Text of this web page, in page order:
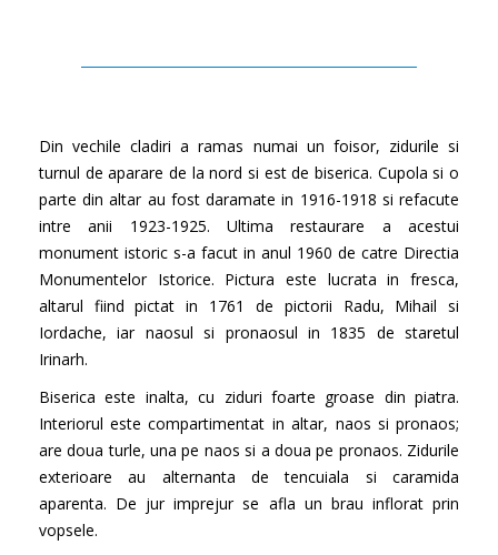
Din vechile cladiri a ramas numai un foisor, zidurile si
turnul de aparare de la nord si est de biserica. Cupola si o
parte din altar au fost daramate in 1916-1918 si refacute
intre anii 1923-1925. Ultima restaurare a acestui
monument istoric s-a facut in anul 1960 de catre Directia
Monumentelor Istorice. Pictura este lucrata in fresca,
altarul fiind pictat in 1761 de pictorii Radu, Mihail si
Iordache, iar naosul si pronaosul in 1835 de staretul
Irinarh.
Biserica este inalta, cu ziduri foarte groase din piatra.
Interiorul este compartimentat in altar, naos si pronaos;
are doua turle, una pe naos si a doua pe pronaos. Zidurile
exterioare au alternanta de tencuiala si caramida
aparenta. De jur imprejur se afla un brau inflorat prin
vopsele.